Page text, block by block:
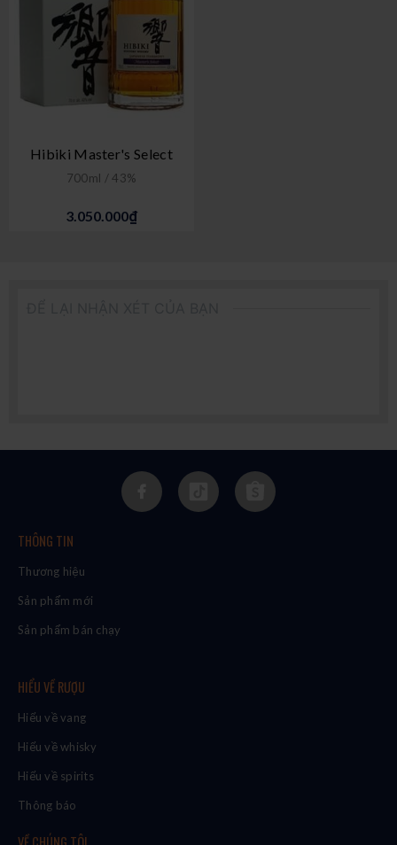
Hibiki Master's Select
700ml / 43%
3.050.000₫
THÔNG TIN
Thương hiệu
Sản phẩm mới
Sản phẩm bán chạy
HIỂU VỀ RƯỢU
Hiểu về vang
Hiểu về whisky
Hiểu về spirits
Thông báo